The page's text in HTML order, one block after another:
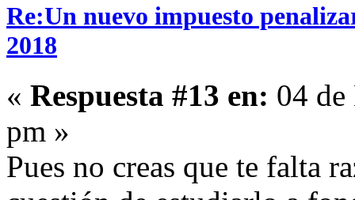
Re:Un nuevo impuesto
2018
« Respuesta #13 en: 04
pm »
Pues no creas que te falta